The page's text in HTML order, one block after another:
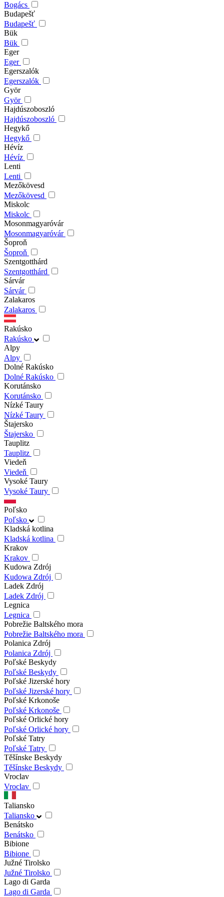
Bogács
Budapešť
Budapešť
Bük
Bük
Eger
Eger
Egerszalók
Egerszalók
Györ
Györ
Hajdúszoboszló
Hajdúszoboszló
Hegykő
Hegykő
Hévíz
Hévíz
Lenti
Lenti
Mezőkövesd
Mezőkövesd
Miskolc
Miskolc
Mosonmagyaróvár
Mosonmagyaróvár
Šoproň
Šoproň
Szentgotthárd
Szentgotthárd
Sárvár
Sárvár
Zalakaros
Zalakaros
Rakúsko
Rakúsko
Alpy
Alpy
Dolné Rakúsko
Dolné Rakúsko
Korutánsko
Korutánsko
Nízké Taury
Nízké Taury
Štajersko
Štajersko
Tauplitz
Tauplitz
Viedeň
Viedeň
Vysoké Taury
Vysoké Taury
Poľsko
Poľsko
Kladská kotlina
Kladská kotlina
Krakov
Krakov
Kudowa Zdrój
Kudowa Zdrój
Ladek Zdrój
Ladek Zdrój
Legnica
Legnica
Pobrežie Baltského mora
Pobrežie Baltského mora
Polanica Zdrój
Polanica Zdrój
Poľské Beskydy
Poľské Beskydy
Poľské Jizerské hory
Poľské Jizerské hory
Poľské Krkonoše
Poľské Krkonoše
Poľské Orlické hory
Poľské Orlické hory
Poľské Tatry
Poľské Tatry
Těšínske Beskydy
Těšínske Beskydy
Vroclav
Vroclav
Taliansko
Taliansko
Benátsko
Benátsko
Bibione
Bibione
Južné Tirolsko
Južné Tirolsko
Lago di Garda
Lago di Garda